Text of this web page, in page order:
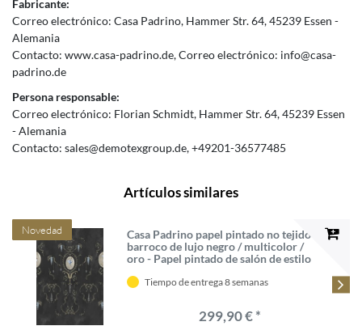
Fabricante:
Correo electrónico: Casa Padrino Hammer Str.64 45239 Essen
Alemania
Contacto: www.casa-padrino.de Correo electrónico: info@casa-
padrino.de
Persona responsable:
Correo electrónico: Florian Schmidt Hammer Str.64 45239 Essen
Alemania
Contacto: sales@demotexgroup.de +49201-36577485
Artículos similares
Novedad
Casa Padrino papel pintado no tejido
barroco de lujo negro / multicolor /
oro - Papel pintado de salón de estilo
Decoración de salón barroco
Tiempo de entrega 8 semanas
299,90 € *